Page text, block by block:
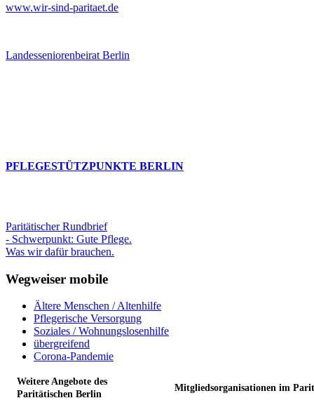
www.wir-sind-paritaet.de
Landesseniorenbeirat Berlin
PFLEGESTÜTZPUNKTE BERLIN
Paritätischer Rundbrief
- Schwerpunkt: Gute Pflege.
Was wir dafür brauchen.
Wegweiser mobile
Ältere Menschen / Altenhilfe
Pflegerische Versorgung
Soziales / Wohnungslosenhilfe
übergreifend
Corona-Pandemie
Weitere Angebote des
Paritätischen Berlin
Mitgliedsorganisationen im